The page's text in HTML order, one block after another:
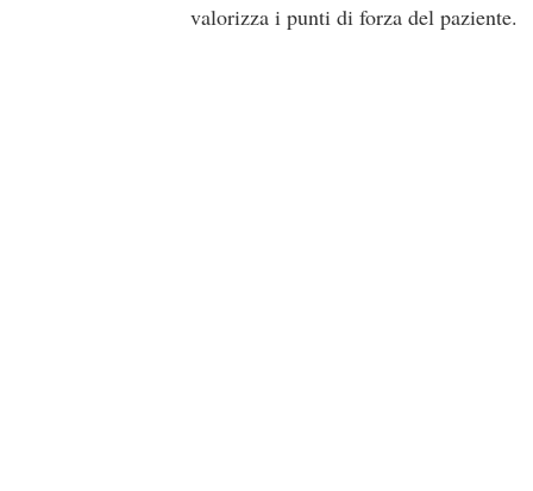
valorizza i punti di forza del paziente.